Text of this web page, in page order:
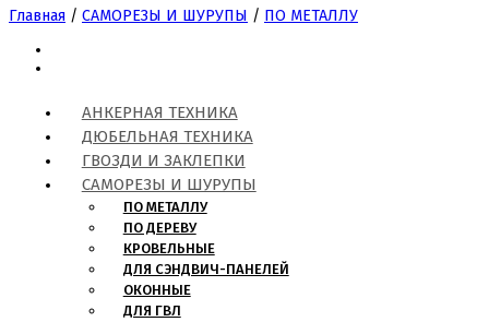
Главная / САМОРЕЗЫ И ШУРУПЫ / ПО МЕТАЛЛУ
АНКЕРНАЯ ТЕХНИКА
ДЮБЕЛЬНАЯ ТЕХНИКА
ГВОЗДИ И ЗАКЛЕПКИ
САМОРЕЗЫ И ШУРУПЫ
ПО МЕТАЛЛУ
ПО ДЕРЕВУ
КРОВЕЛЬНЫЕ
ДЛЯ СЭНДВИЧ-ПАНЕЛЕЙ
ОКОННЫЕ
ДЛЯ ГВЛ